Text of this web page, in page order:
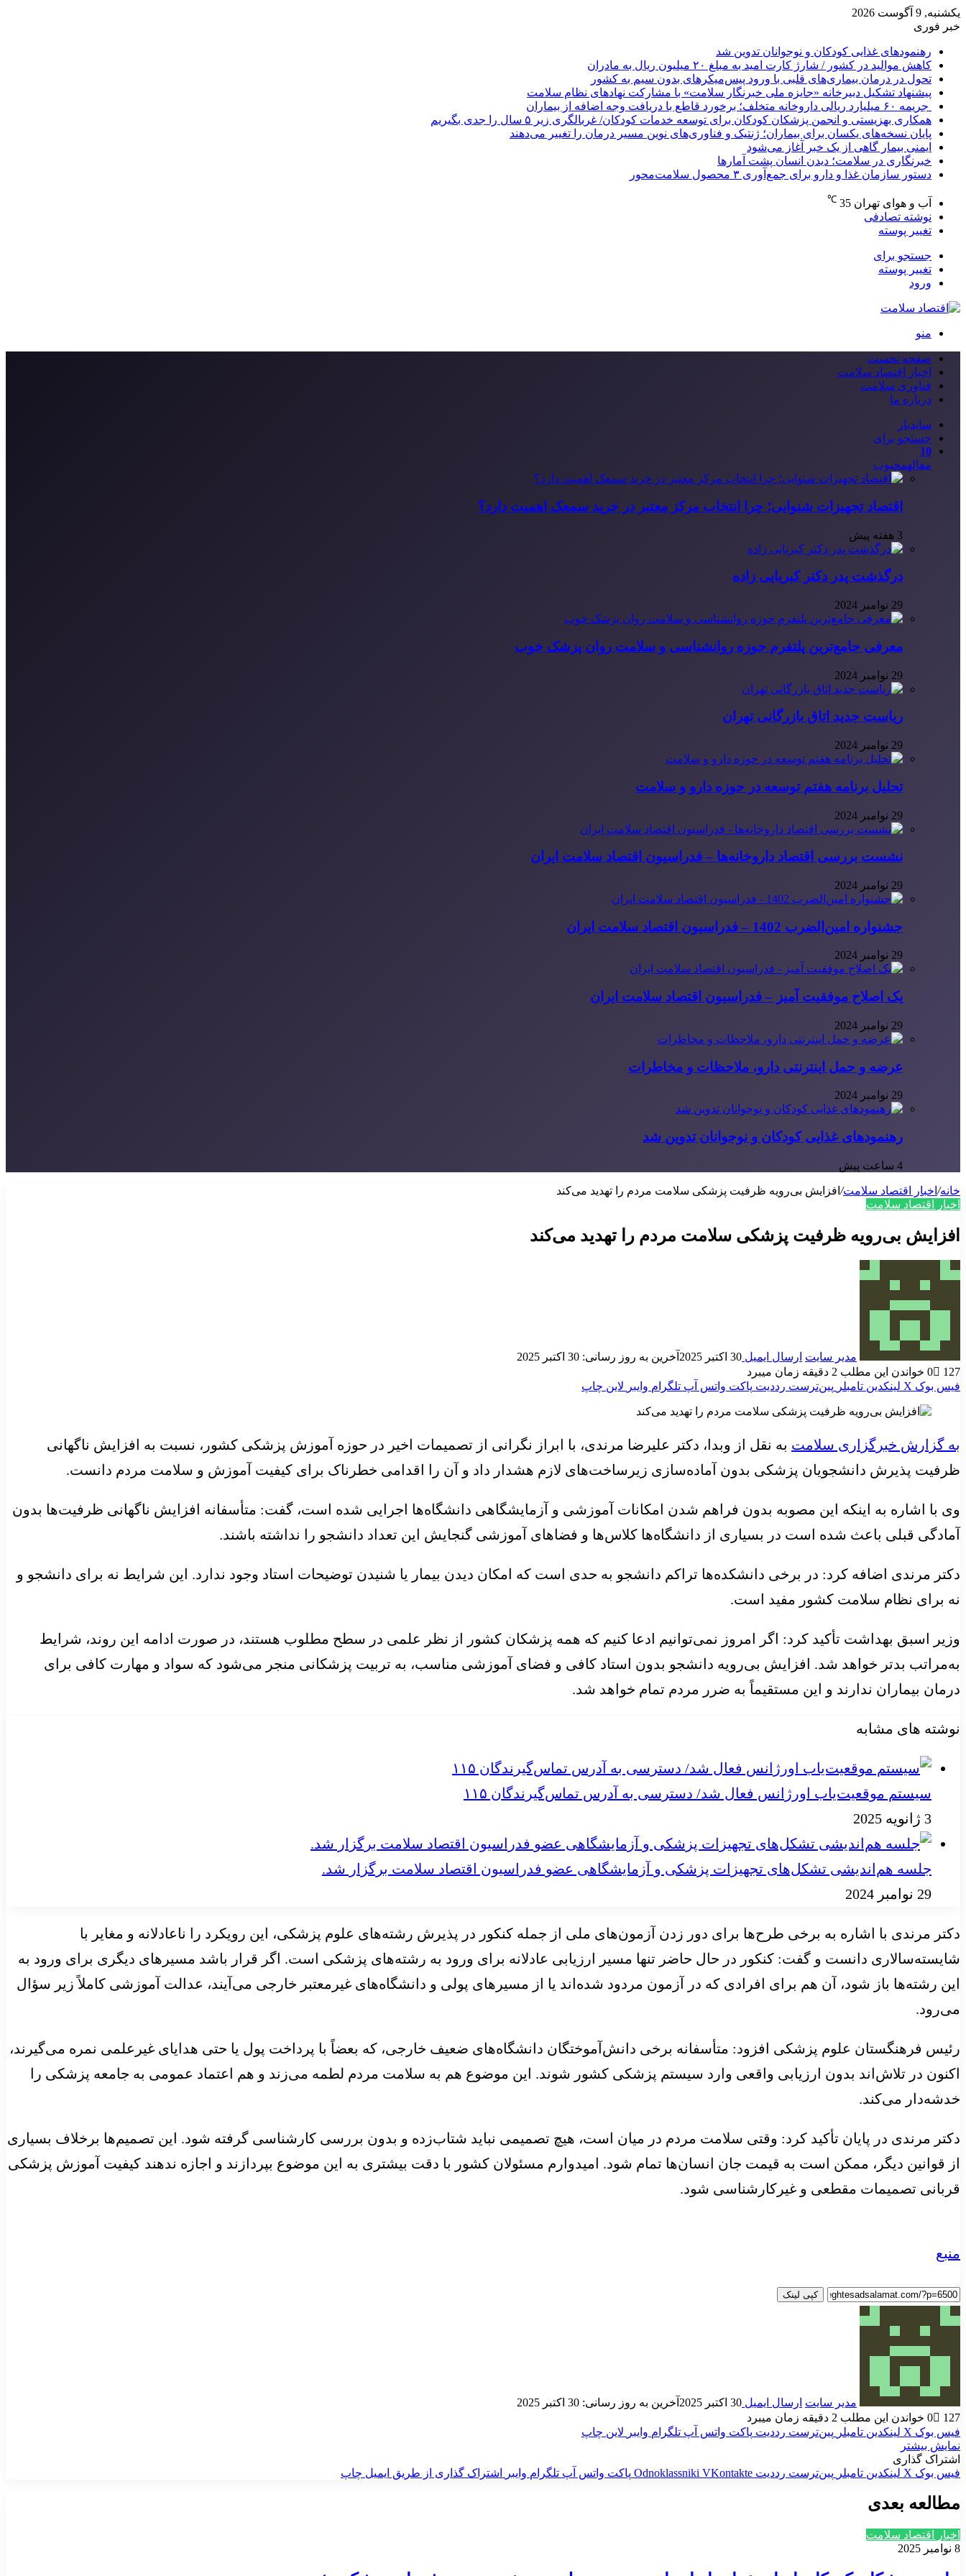
یکشنبه, 9 آگوست 2026
خبر فوری
رهنمودهای غذایی کودکان و نوجوانان تدوین شد
کاهش موالید در کشور / شارژ کارت امید به مبلغ ۲۰ میلیون ریال به مادران
تحول در درمان بیماری‌های قلبی با ورود پیس‌میکرهای بدون سیم به کشور
پیشنهاد تشکیل دبیرخانه «جایزه ملی خبرنگار سلامت» با مشارکت نهادهای نظام سلامت
جریمه ۶۰ میلیارد ریالی داروخانه متخلف؛ برخورد قاطع با دریافت وجه اضافه از بیماران
همکاری بهزیستی و انجمن پزشکان کودکان برای توسعه خدمات کودکان/ غربالگری زیر ۵ سال را جدی بگیریم
پایان نسخه‌های یکسان برای بیماران؛ ژنتیک و فناوری‌های نوین مسیر درمان را تغییر می‌دهند
ایمنی بیمار گاهی از یک خبر آغاز می‌شود
خبرنگاری در سلامت؛ دیدن انسان پشت آمارها
دستور سازمان غذا و دارو برای جمع‌آوری ۳ محصول سلامت‌محور
آب و هوای تهران 35
℃
نوشته تصادفی
تغییر پوسته
جستجو برای
تغییر پوسته
ورود
منو
صفحه نخست
اخبار اقتصاد سلامت
فناوری سلامت
درباره ما
سایدبار
جستجو برای
10
مقالهمحبوب
اقتصاد تجهیزات شنوایی؛ چرا انتخاب مرکز معتبر در خرید سمعک اهمیت دارد؟
3 هفته پیش
درگذشت پدر دکتر کبریایی زاده
29 نوامبر 2024
معرفی جامع‌ترین پلتفرم حوزه روانشناسی و سلامت روان پزشک خوب
29 نوامبر 2024
ریاست جدید اتاق بازرگانی تهران
29 نوامبر 2024
تحلیل برنامه هفتم توسعه در حوزه دارو و سلامت
29 نوامبر 2024
نشست بررسی اقتصاد داروخانه‌ها – فدراسیون اقتصاد سلامت ایران
29 نوامبر 2024
جشنواره امین‌الضرب 1402 – فدراسیون اقتصاد سلامت ایران
29 نوامبر 2024
یک اصلاح موفقیت آمیز – فدراسیون اقتصاد سلامت ایران
29 نوامبر 2024
عرضه و حمل اینترنتی دارو، ملاحظات و مخاطرات
29 نوامبر 2024
رهنمودهای غذایی کودکان و نوجوانان تدوین شد
4 ساعت پیش
خانه/ اخبار اقتصاد سلامت/ افزایش بی‌رویه ظرفیت پزشکی سلامت مردم را تهدید می‌کند
اخبار اقتصاد سلامت
افزایش بی‌رویه ظرفیت پزشکی سلامت مردم را تهدید می‌کند
مدیر سایت ارسال ایمیل 30 اکتبر 2025
آخرین به روز رسانی: 30 اکتبر 2025
0
127
خواندن این مطلب 2 دقیقه زمان میبرد
فیس بوک X لینکدین ‫تامبلر ‫پین‌ترست ‫رددیت پاکت واتس آپ تلگرام وایبر لاین چاپ
به گزارش خبرگزاری سلامت به نقل از وبدا، دکتر علیرضا مرندی، با ابراز نگرانی از تصمیمات اخیر در حوزه آموزش پزشکی کشور، نسبت به افزایش ناگهانی
ظرفیت پذیرش دانشجویان پزشکی بدون آماده‌سازی زیرساخت‌های لازم هشدار داد و آن را اقدامی خطرناک برای کیفیت آموزش و سلامت مردم دانست.
وی با اشاره به اینکه این مصوبه بدون فراهم شدن امکانات آموزشی و آزمایشگاهی دانشگاه‌ها اجرایی شده است، گفت: متأسفانه افزایش ناگهانی ظرفیت‌ها بدون
آمادگی قبلی باعث شده است در بسیاری از دانشگاه‌ها کلاس‌ها و فضاهای آموزشی گنجایش این تعداد دانشجو را نداشته باشند.
دکتر مرندی اضافه کرد: در برخی دانشکده‌ها تراکم دانشجو به حدی است که امکان دیدن بیمار یا شنیدن توضیحات استاد وجود ندارد. این شرایط نه برای دانشجو و
نه برای نظام سلامت کشور مفید است.
وزیر اسبق بهداشت تأکید کرد: اگر امروز نمی‌توانیم ادعا کنیم که همه پزشکان کشور از نظر علمی در سطح مطلوب هستند، در صورت ادامه این روند، شرایط
به‌مراتب بدتر خواهد شد. افزایش بی‌رویه دانشجو بدون استاد کافی و فضای آموزشی مناسب، به تربیت پزشکانی منجر می‌شود که سواد و مهارت کافی برای
درمان بیماران ندارند و این مستقیماً به ضرر مردم تمام خواهد شد.
نوشته های مشابه
سیستم موقعیت‌یاب اورژانس فعال شد/ دسترسی به آدرس تماس‌گیرندگان ۱۱۵
3 ژانویه 2025
جلسه هم‌اندیشی تشکل‌های تجهیزات پزشکی و آزمایشگاهی عضو فدراسیون اقتصاد سلامت برگزار شد.
29 نوامبر 2024
دکتر مرندی با اشاره به برخی طرح‌ها برای دور زدن آزمون‌های ملی از جمله کنکور در پذیرش رشته‌های علوم پزشکی، این رویکرد را ناعادلانه و مغایر با
شایسته‌سالاری دانست و گفت: کنکور در حال حاضر تنها مسیر ارزیابی عادلانه برای ورود به رشته‌های پزشکی است. اگر قرار باشد مسیرهای دیگری برای ورود به
این رشته‌ها باز شود، آن هم برای افرادی که در آزمون مردود شده‌اند یا از مسیرهای پولی و دانشگاه‌های غیرمعتبر خارجی می‌آیند، عدالت آموزشی کاملاً زیر سؤال
می‌رود.
رئیس فرهنگستان علوم پزشکی افزود: متأسفانه برخی دانش‌آموختگان دانشگاه‌های ضعیف خارجی، که بعضاً با پرداخت پول یا حتی هدایای غیرعلمی نمره می‌گیرند،
اکنون در تلاش‌اند بدون ارزیابی واقعی وارد سیستم پزشکی کشور شوند. این موضوع هم به سلامت مردم لطمه می‌زند و هم اعتماد عمومی به جامعه پزشکی را
خدشه‌دار می‌کند.
دکتر مرندی در پایان تأکید کرد: وقتی سلامت مردم در میان است، هیچ تصمیمی نباید شتاب‌زده و بدون بررسی کارشناسی گرفته شود. این تصمیم‌ها برخلاف بسیاری
از قوانین دیگر، ممکن است به قیمت جان انسان‌ها تمام شود. امیدوارم مسئولان کشور با دقت بیشتری به این موضوع بپردازند و اجازه ندهند کیفیت آموزش پزشکی
قربانی تصمیمات مقطعی و غیرکارشناسی شود.
منبع
کپی لینک
مدیر سایت ارسال ایمیل 30 اکتبر 2025
آخرین به روز رسانی: 30 اکتبر 2025
0
127
خواندن این مطلب 2 دقیقه زمان میبرد
فیس بوک X لینکدین ‫تامبلر ‫پین‌ترست ‫رددیت پاکت واتس آپ تلگرام وایبر لاین چاپ
نمایش بیشتر
اشتراک گذاری
فیس بوک X لینکدین ‫تامبلر ‫پین‌ترست ‫رددیت ‫VKontakte
‫Odnoklassniki پاکت واتس آپ تلگرام وایبر اشتراک گذاری از طریق ایمیل چاپ
مطالعه بعدی
اخبار اقتصاد سلامت
8 نوامبر 2025